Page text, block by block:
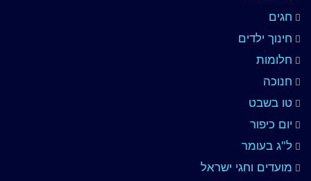
חגים
חינוך ילדים
חלומות
חנוכה
טו בשבט
יום כיפור
ל"ג בעומר
מועדים וחגי ישראל